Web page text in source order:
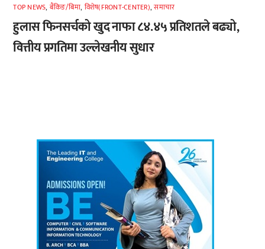
TOP NEWS, बैंकिङ/बिमा, विशेष(FRONT-CENTER),समाचार
हुलास फिनसर्चको खुद नाफा ८४.४५ प्रतिशतले बढ्यो,
वित्तीय प्रगतिमा उल्लेखनीय सुधार